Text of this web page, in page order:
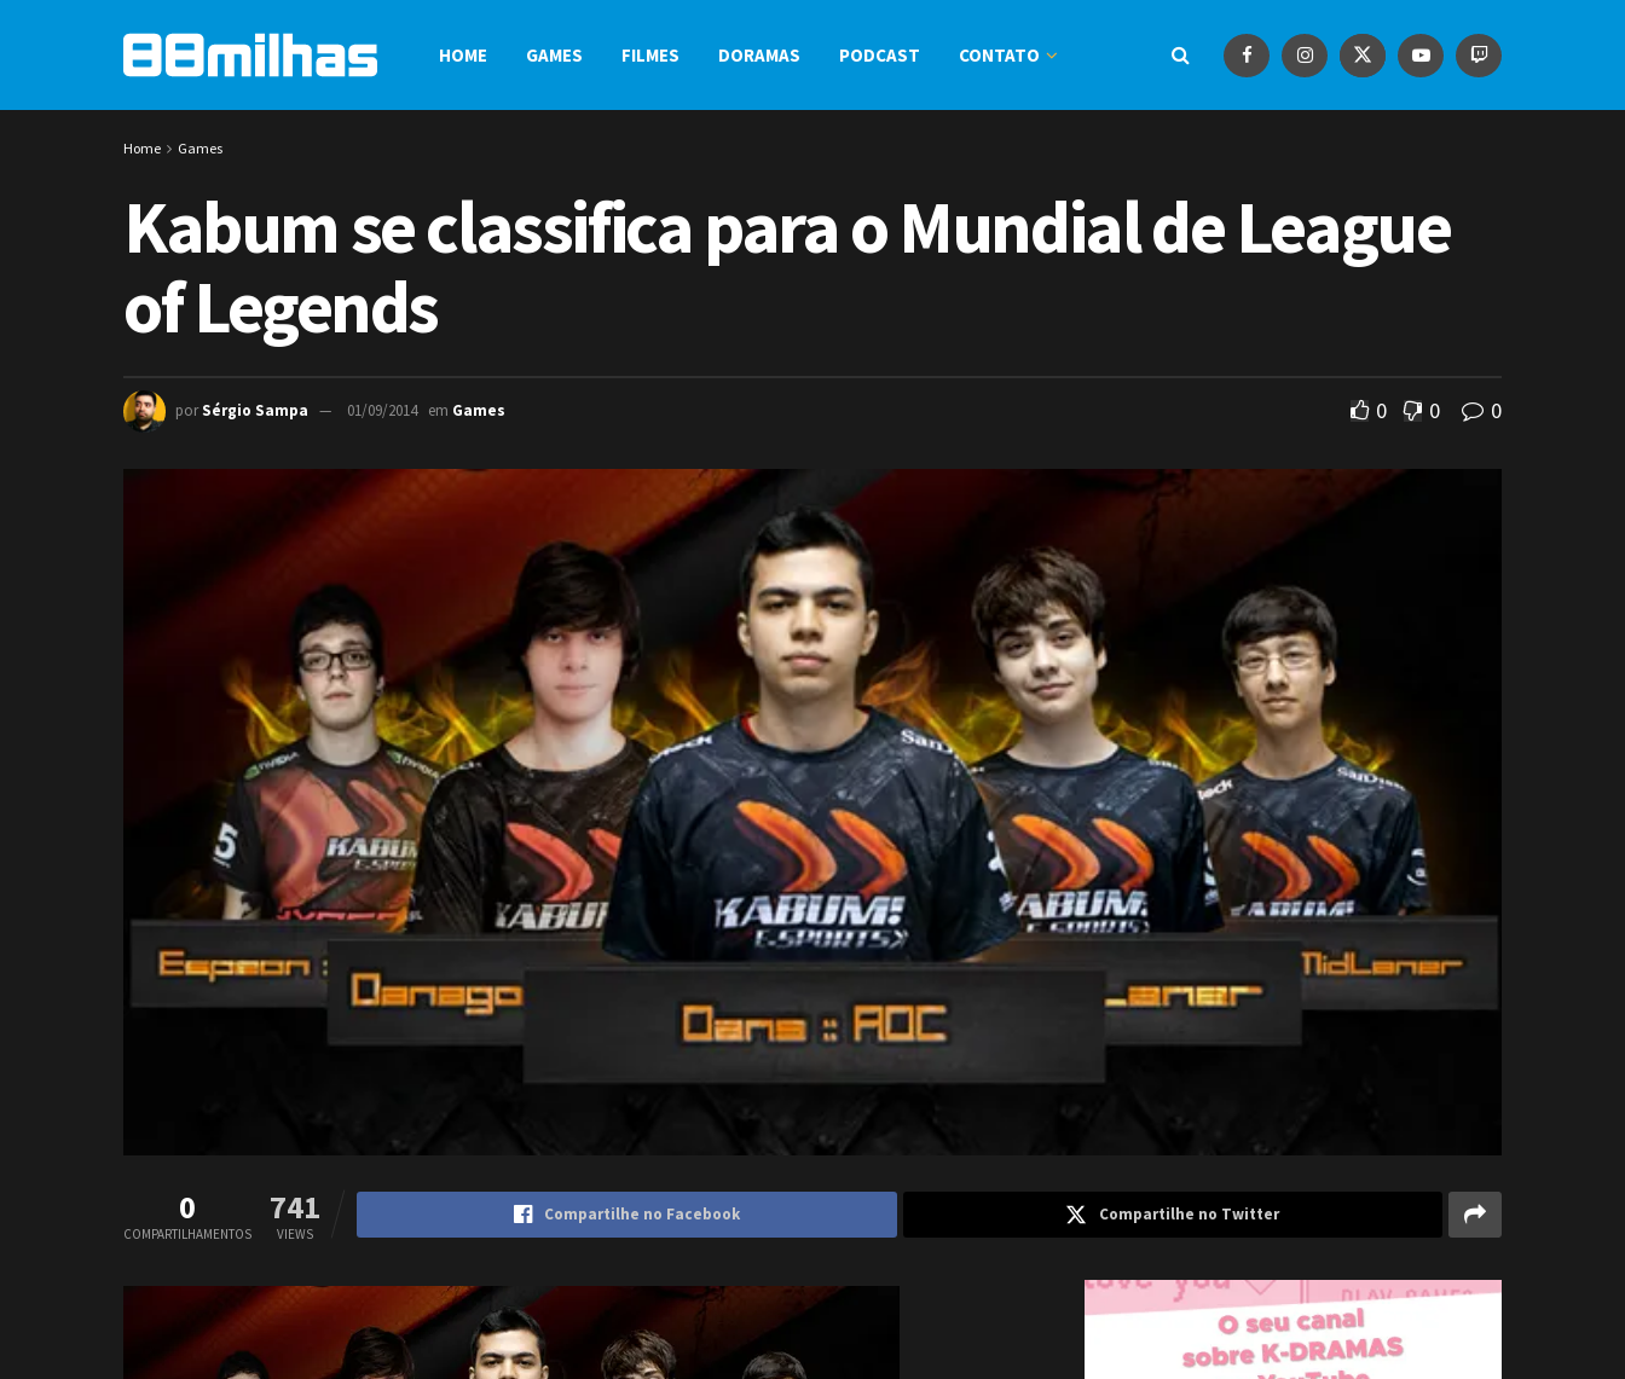
HOME GAMES FILMES DORAMAS PODCAST CONTATO
Home Games
Kabum se classifica para o Mundial de League
of Legends
porSérgio Sampa 01/09/2014 em Games 0 0 0
0
COMPARTILHAMENTOS
741
VIEWS
Compartilhe no Facebook Compartilhe no Twitter